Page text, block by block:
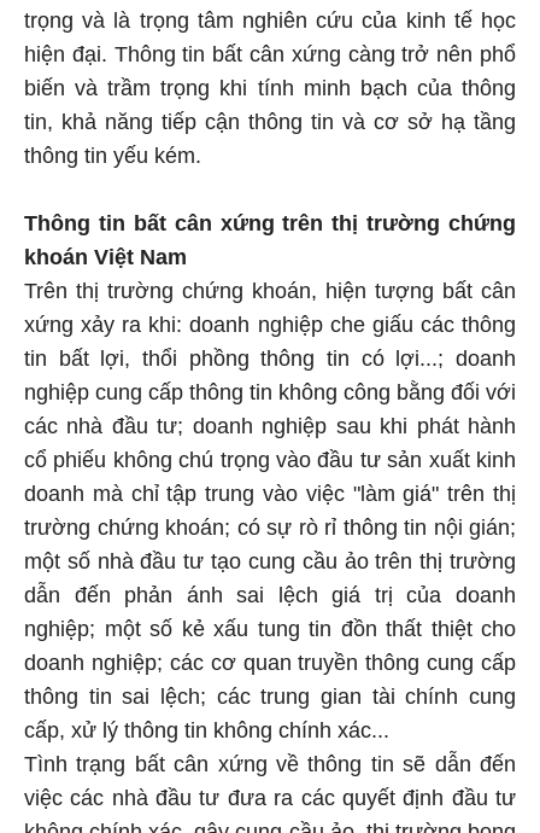
trọng và là trọng tâm nghiên cứu của kinh tế học
hiện đại. Thông tin bất cân xứng càng trở nên phổ
biến và trầm trọng khi tính minh bạch của thông
tin, khả năng tiếp cận thông tin và cơ sở hạ tầng
thông tin yếu kém.
Thông tin bất cân xứng trên thị trường chứng
khoán Việt Nam
Trên thị trường chứng khoán, hiện tượng bất cân
xứng xảy ra khi: doanh nghiệp che giấu các thông
tin bất lợi, thổi phồng thông tin có lợi...; doanh
nghiệp cung cấp thông tin không công bằng đối với
các nhà đầu tư; doanh nghiệp sau khi phát hành
cổ phiếu không chú trọng vào đầu tư sản xuất kinh
doanh mà chỉ tập trung vào việc "làm giá" trên thị
trường chứng khoán; có sự rò rỉ thông tin nội gián;
một số nhà đầu tư tạo cung cầu ảo trên thị trường
dẫn đến phản ánh sai lệch giá trị của doanh
nghiệp; một số kẻ xấu tung tin đồn thất thiệt cho
doanh nghiệp; các cơ quan truyền thông cung cấp
thông tin sai lệch; các trung gian tài chính cung
cấp, xử lý thông tin không chính xác...
Tình trạng bất cân xứng về thông tin sẽ dẫn đến
việc các nhà đầu tư đưa ra các quyết định đầu tư